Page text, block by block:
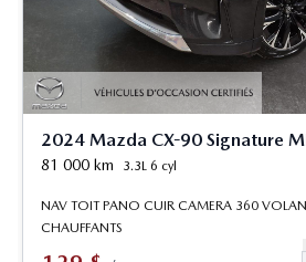
2024 Mazda CX-90 Signature
81 000 km 3.3L 6 cyl
NAV TOIT PANO CUIR CAMERA 360
CHAUFFANTS